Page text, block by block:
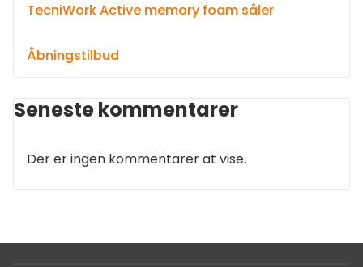
TecniWork Active memory foam såler
Åbningstilbud
Seneste kommentarer
Der er ingen kommentarer at vise.